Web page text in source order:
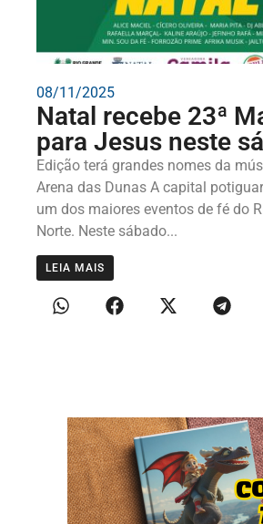
08/11/2025
Natal recebe 23ª
para Jesus neste
Edição terá grandes nomes da
Arena das Dunas A capital
um dos maiores eventos de fé do
Norte. Neste sábado...
LEIA MAIS